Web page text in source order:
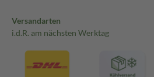
Versandarten
i.d.R. am nächsten Werktag